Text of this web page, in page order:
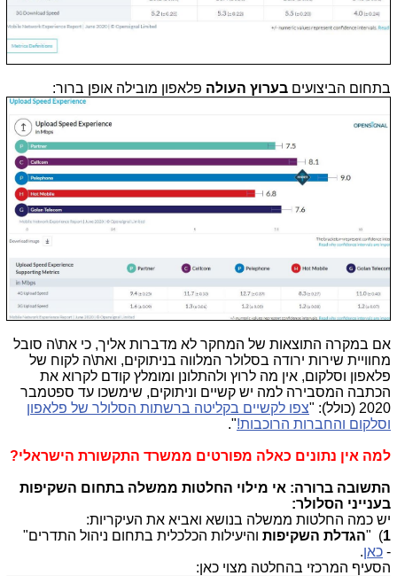
בתחום הביצועים בערוץ העולה פלאפון מובילה אופן ברור:
אם במקרה התוצאות של המחקר לא מדברות אליך, כי את\ה סובל
מחוויית שירות ירודה בסלולר המלווה בניתוקים, ואת\ה לקוח של
פלאפון וסלקום, אין מה לרוץ ולהתלונן ומומלץ קודם לקרוא את
הכתבה המסבירה למה יש קשיים וניתוקים, שימשכו עד ספטמבר
2020 (כולל): "
צפו לקשיים בקליטה ברשתות הסלולר של פלאפון
וסלקום והחברות הרוכבות!".
למה אין נתונים כאלה מפורטים ממשרד התקשורת הישראלי?
התשובה ברורה: אי מילוי החלטות ממשלה בתחום השקיפות
בענייני הסלולר:
יש כמה החלטות ממשלה בנושא ואביא את העיקריות:
1
) "הגדלת השקיפות והיעילות הכלכלית בתחום ניהול התדרים"
- כאן.
הסעיף המרכזי בהחלטה מצוי כאן: